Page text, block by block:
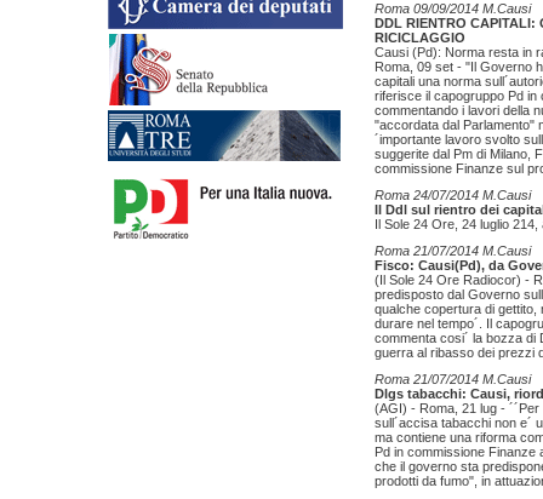
Roma 09/09/2014 M.Causi
DDL RIENTRO CAPITALI:
RICICLAGGIO
Causi (Pd): Norma resta in
Roma, 09 set - "Il Governo
capitali una norma
riferisce il capogruppo Pd
commentando i lavori della
"accordata dal Parlamento"
´importante lavoro svolto
suggerite dal Pm di Milano,
commissione Finanze sul
Roma 24/07/2014 M.Causi
Il Ddl sul rientro dei
Il Sole 24 Ore, 24 luglio
Roma 21/07/2014 M.Causi
Fisco: Causi(Pd), da
(Il Sole 24 Ore Radiocor) -
predisposto dal Governo
qualche copertura di gettito,
durare nel tempo´. Il
commenta cosi´ la bozza di
guerra al ribasso dei prezzi
Roma 21/07/2014 M.Causi
Dlgs tabacchi: Causi,
(AGI) - Roma, 21 lug -
sull´accisa tabacchi non e´
ma contiene una riforma
Pd in commissione Finanze
che il governo sta
prodotti da fumo", in